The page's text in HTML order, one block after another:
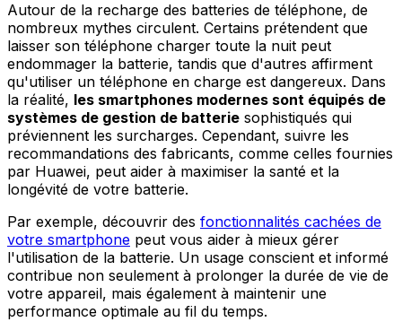
Autour de la recharge des batteries de téléphone, de
nombreux mythes circulent. Certains prétendent que
laisser son téléphone charger toute la nuit peut
endommager la batterie, tandis que d'autres affirment
qu'utiliser un téléphone en charge est dangereux. Dans
la réalité, les smartphones modernes sont équipés de
systèmes de gestion de batterie sophistiqués qui
préviennent les surcharges. Cependant, suivre les
recommandations des fabricants, comme celles fournies
par Huawei, peut aider à maximiser la santé et la
longévité de votre batterie.
Par exemple, découvrir des fonctionnalités cachées de
votre smartphone peut vous aider à mieux gérer
l'utilisation de la batterie. Un usage conscient et informé
contribue non seulement à prolonger la durée de vie de
votre appareil, mais également à maintenir une
performance optimale au fil du temps.